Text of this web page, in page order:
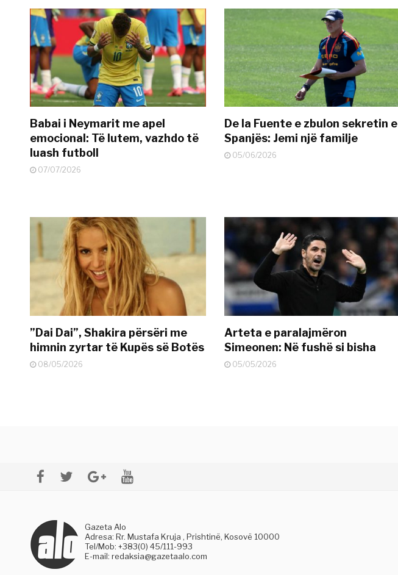
Babai i Neymarit me apel
emocional: Të lutem, vazhdo të
luash futboll
07/07/2026
De la Fuente e zbulon sekretin e
Spanjës: Jemi një familje
05/06/2026
”Dai Dai”, Shakira përsëri me
himnin zyrtar të Kupës së Botës
08/05/2026
Arteta e paralajmëron
Simeonen: Në fushë si bisha
05/05/2026
Gazeta Alo
Adresa: Rr. Mustafa Kruja , Prishtinë, Kosovë 10000
Tel/Mob: +383(0) 45/111-993
E-mail: redaksia@gazetaalo.com